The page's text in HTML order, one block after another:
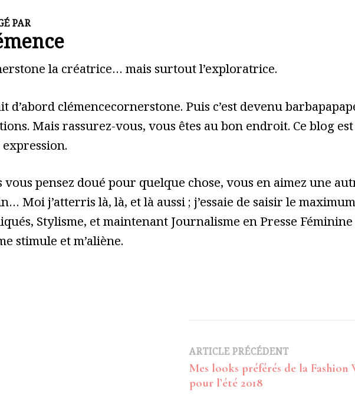
PAR
la créatrice… mais surtout l’exploratrice.
d’abord clémencecornerstone. Puis c’est devenu
Mais rassurez-vous, vous êtes au bon endroit. Ce blog
vous pensez doué pour quelque chose, vous en aimez une
Moi j’atterris là, là, et là aussi ; j’essaie de saisir le
Stylisme, et maintenant Journalisme en Presse
stimule et m’aliène.
Navigation
d’article
ARTICLE PRÉCÉDENT
Mes looks préférés de la Fashion
pour l’été 2018